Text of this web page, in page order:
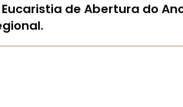
de Abertura do